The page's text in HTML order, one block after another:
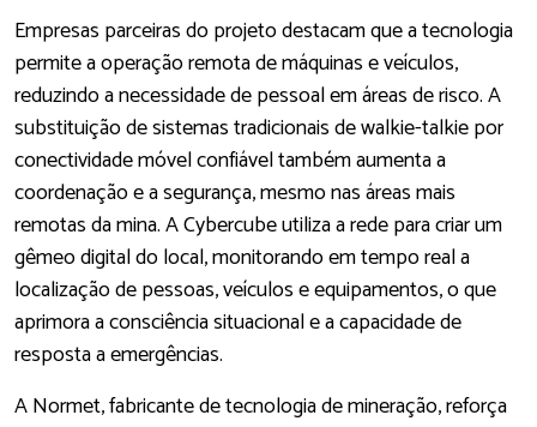
Empresas parceiras do projeto destacam que a tecnologia
permite a operação remota de máquinas e veículos,
reduzindo a necessidade de pessoal em áreas de risco. A
substituição de sistemas tradicionais de walkie-talkie por
conectividade móvel confiável também aumenta a
coordenação e a segurança, mesmo nas áreas mais
remotas da mina. A Cybercube utiliza a rede para criar um
gêmeo digital do local, monitorando em tempo real a
localização de pessoas, veículos e equipamentos, o que
aprimora a consciência situacional e a capacidade de
resposta a emergências.
A Normet, fabricante de tecnologia de mineração, reforça